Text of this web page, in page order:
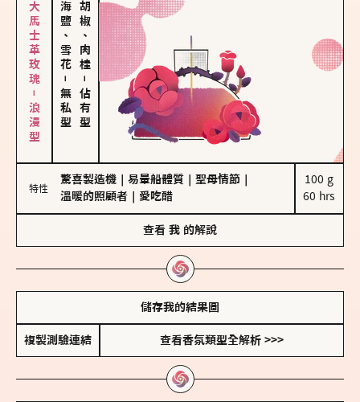
大馬士革玫瑰－浪漫型 海鹽、雪花
－
無私型
胡椒、肉桂
－
佔有型
特性
驚喜製造機 易暈船體質 聖母情節
溫暖的照顧者
愛吃醋
100 g
60 hrs
查看 我 的解說
儲存我的結果圖
複製測驗連結 查看香氛類型全解析 >>>